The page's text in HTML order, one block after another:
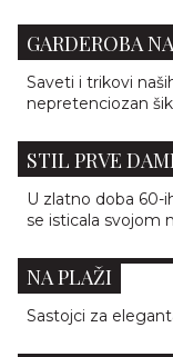
GARDEROBA
Saveti i trikovi
nepretenciozan
STIL PRVE
U zlatno doba 60-
se isticala svojom
NA PLAŽI
Sastojci za